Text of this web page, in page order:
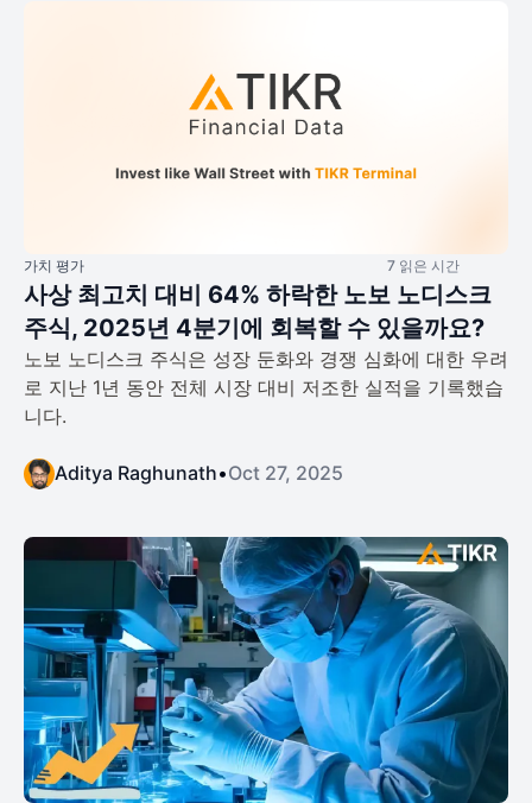
가치 평가 7 읽은 시간
사상 최고치 대비 64% 하락한 노보 노디스크
주식, 2025년 4분기에 회복할 수 있을까요?
노보 노디스크 주식은 성장 둔화와 경쟁 심화에 대한 우려
로 지난 1년 동안 전체 시장 대비 저조한 실적을 기록했습
니다.
Aditya Raghunath•Oct 27, 2025